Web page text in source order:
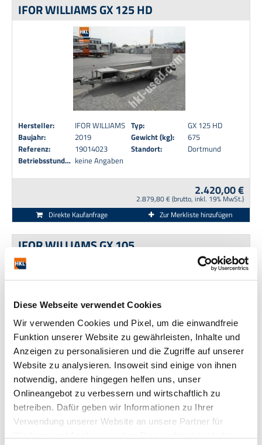
Diese Webseite verwendet Cookies
Wir verwenden Cookies und Pixel, um die einwandfreie
Funktion unserer Website zu gewährleisten, Inhalte und
Anzeigen zu personalisieren und die Zugriffe auf unserer
Website zu analysieren. Insoweit sind einige von ihnen
notwendig, andere hingegen helfen uns, unser
Onlineangebot zu verbessern und wirtschaftlich zu
betreiben. Dafür geben wir Informationen zu Ihrer
Verwendung unserer Website an unsere Partner für
IFOR WILLIAMS GX 125 HD
Hersteller: IFOR WILLIAMS Typ:
GX 125 HD
Baujahr:
2019 Gewicht (kg):
675
Referenz:
19014023 Standort:
Dortmund
Betriebsstunden: keine Angaben
2.420,00 €
2.879,80 € (brutto, inkl. 19% MwSt.)
Direkte Kaufanfrage
Zur Merkliste hinzufügen
IFOR WILLIAMS GX 105
Hersteller: IFOR WILLIAMS Typ:
GX 105
2019
700
Referenz:
19027910 Standort:
Dortmund
Betriebsstunden: keine Angaben
2.530,00 €